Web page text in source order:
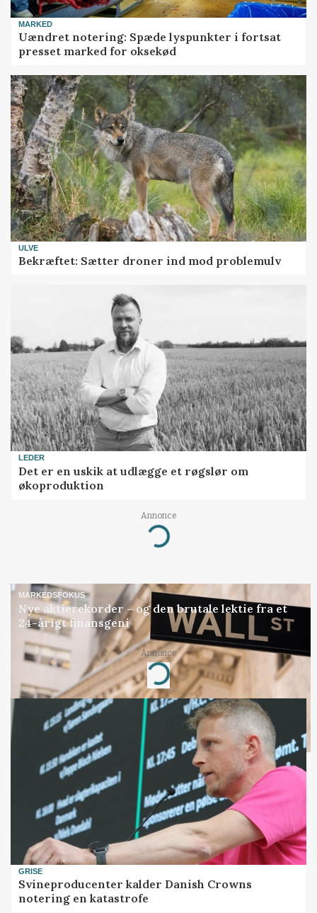
MARKED
Uændret notering: Spæde lyspunkter i fortsat
presset marked for oksekød
ULVE
Bekræftet: Sætter droner ind mod problemulv
LEDER
Det er en uskik at udlægge et røgslør om
økoproduktion
Annonce
Loading...
MARKEDSFOKUS
Nye aktierekorder – og den brutale lektie fra et
24-årigt finansgeni
Annonce
Loading...
GRISE
Svineproducenter kalder Danish Crowns
notering en katastrofe